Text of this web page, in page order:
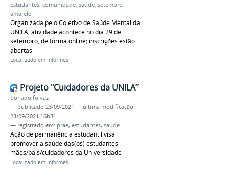
estudantes, comunidade, saúde, setembro
amarelo
Organizada pelo Coletivo de Saúde Mental da
UNILA, atividade acontece no dia 29 de
setembro, de forma online; inscrições estão
abertas
Localizado em Informes
Projeto "Cuidadores da UNILA”
poradolfo.vaz
— publicado 23/09/2021 — última modificação
23/09/2021 16h31
— registrado em: prae, estudantes, saúde
Ação de permanência estudantil visa
promover a saúde das(os) estudantes
mães/pais/cuidadores da Universidade
Localizado em Informes